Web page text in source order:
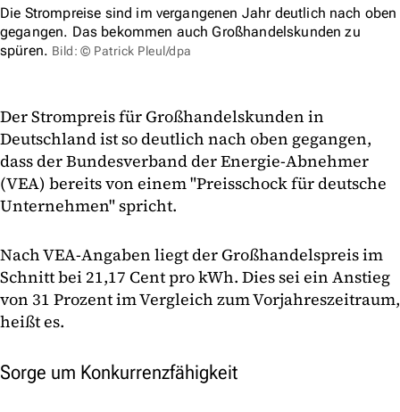
Die Strompreise sind im vergangenen Jahr deutlich nach oben
gegangen. Das bekommen auch Großhandelskunden zu
spüren. Bild: © Patrick Pleul/dpa
Der Strompreis für Großhandelskunden in
Deutschland ist so deutlich nach oben gegangen,
dass der Bundesverband der Energie-Abnehmer
(VEA) bereits von einem "Preisschock für deutsche
Unternehmen" spricht.
Nach VEA-Angaben liegt der Großhandelspreis im
Schnitt bei 21,17 Cent pro kWh. Dies sei ein Anstieg
von 31 Prozent im Vergleich zum Vorjahreszeitraum,
heißt es.
Sorge um Konkurrenzfähigkeit